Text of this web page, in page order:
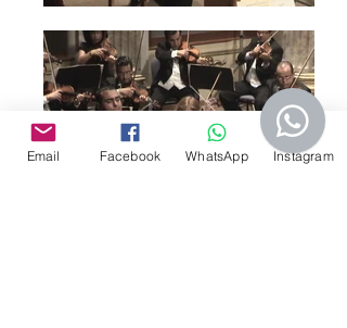
Email Facebook WhatsApp Instagram